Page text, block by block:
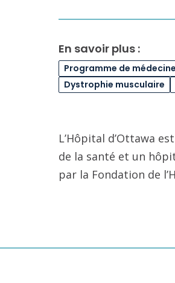
En savoir plus :
Programme de
Dystrophie musculaire
L’Hôpital d’Ottawa
de la santé et un
par la Fondation de